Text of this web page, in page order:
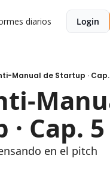
diarios Login
Manual de Startup · Cap.
Cap. 5
en el pitch